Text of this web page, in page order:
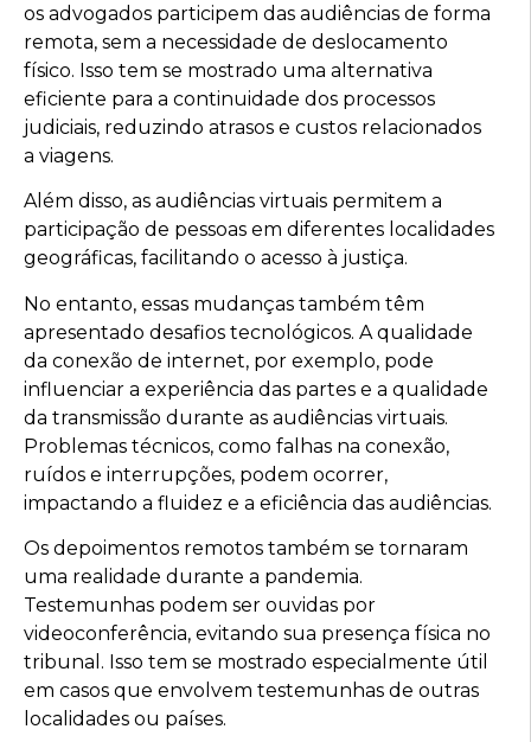
os advogados participem das audiências de forma
remota, sem a necessidade de deslocamento
físico. Isso tem se mostrado uma alternativa
eficiente para a continuidade dos processos
judiciais, reduzindo atrasos e custos relacionados
a viagens.
Além disso, as audiências virtuais permitem a
participação de pessoas em diferentes localidades
geográficas, facilitando o acesso à justiça.
No entanto, essas mudanças também têm
apresentado desafios tecnológicos. A qualidade
da conexão de internet, por exemplo, pode
influenciar a experiência das partes e a qualidade
da transmissão durante as audiências virtuais.
Problemas técnicos, como falhas na conexão,
ruídos e interrupções, podem ocorrer,
impactando a fluidez e a eficiência das audiências.
Os depoimentos remotos também se tornaram
uma realidade durante a pandemia.
Testemunhas podem ser ouvidas por
videoconferência, evitando sua presença física no
tribunal. Isso tem se mostrado especialmente útil
em casos que envolvem testemunhas de outras
localidades ou países.